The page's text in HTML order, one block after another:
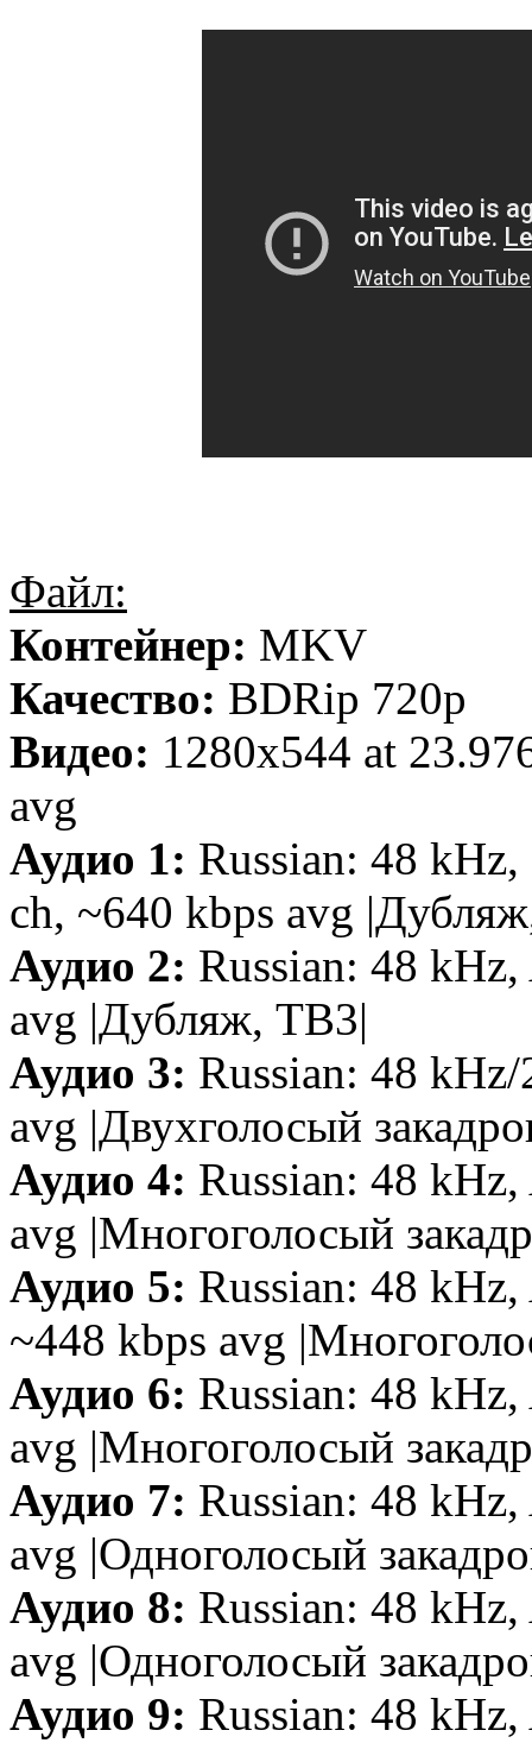
Файл:
Контейнер: MKV
Качество: BDRip 720p
Видео: 1280x544 at
avg
Аудио 1: Russian: 48
ch, ~640 kbps avg
Аудио 2: Russian: 48
avg |Дубляж, ТВ3|
Аудио 3: Russian: 48
avg |Двухголосый
Аудио 4: Russian: 48
avg |Многоголосый
Аудио 5: Russian: 48
~448 kbps avg
Аудио 6: Russian: 48
avg |Многоголосый
Аудио 7: Russian: 48
avg |Одноголосый
Аудио 8: Russian: 48
avg |Одноголосый
Аудио 9: Russian: 48